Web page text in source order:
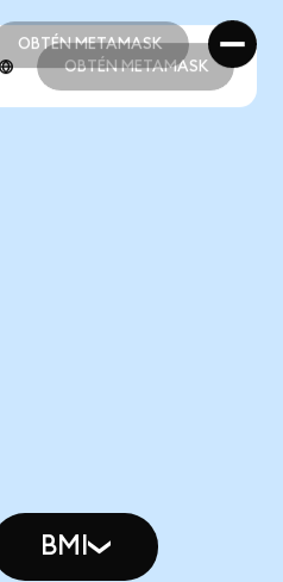
OBTÉN METAMASK
OBTÉN METAMASK
OBTÉN METAMASK
BMI